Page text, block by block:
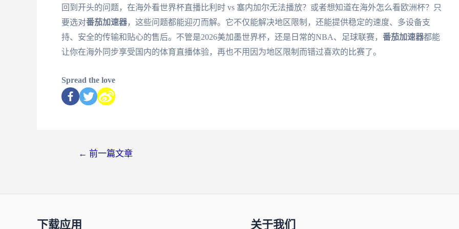
回到开头的问题，在海外看世界杯直播比利时 vs 塞内加尔无法播放？或者想知道在海外怎么看欧洲杯？只
要选对番茄加速器，这些问题都能迎刃而解。它不仅能解决地区限制，还能提供稳定的速度、多设备支
持、安全的传输和贴心的售后。不管是2026美加墨世界杯，还是日常的NBA、足球联赛， 番茄加速器都能
让你在海外同步享受国内的体育直播体验，再也不用因为地区限制而错过喜欢的比赛了。
Spread the love
← 前一篇文章
下载应用 关于我们